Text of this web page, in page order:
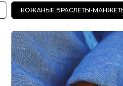
КОЖАНЫЕ БРАСЛЕТЫ-